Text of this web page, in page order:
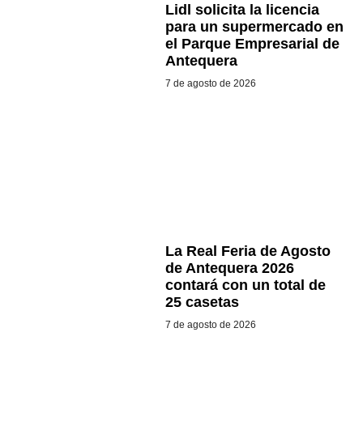
Lidl solicita la licencia
para un supermercado en
el Parque Empresarial de
Antequera
7 de agosto de 2026
La Real Feria de Agosto
de Antequera 2026
contará con un total de
25 casetas
7 de agosto de 2026